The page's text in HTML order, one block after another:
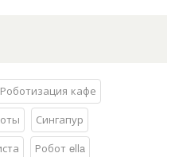
Роботизация кафе
Сингапур
Робот ella